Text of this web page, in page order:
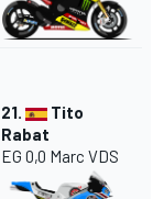
21.
Tito
Rabat
EG 0,0 Marc VDS